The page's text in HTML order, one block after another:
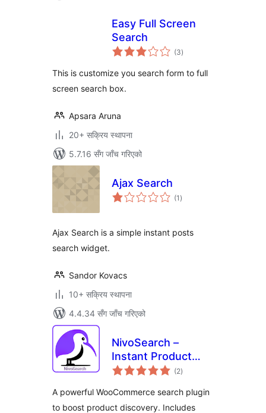
Easy Full Screen
Search
(3कुल
रेटिङ्गहरू
)
This is customize you search form to full
screen search box.
Apsara Aruna
20+ सक्रिय स्थापना
5.7.16 सँग जाँच गरिएको
Ajax Search
(1 कुल
रेटिङ्गहरू
)
Ajax Search is a simple instant posts
search widget.
Sandor Kovacs
10+ सक्रिय स्थापना
4.4.34 सँग जाँच गरिएको
NivoSearch –
Instant Product
Search for
(2कुल
रेटिङ्गहरू
)
A powerful WooCommerce search plugin
to boost product discovery. Includes